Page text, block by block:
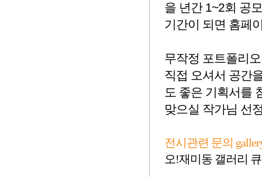
을 년간 1~2회 공
기간이 되면 홈페
무작정 포트폴리
직접 오셔서 공간
도 좋은 기획서를
맞으실 작가님 선
전시관련 문의
오!재미동 갤러리